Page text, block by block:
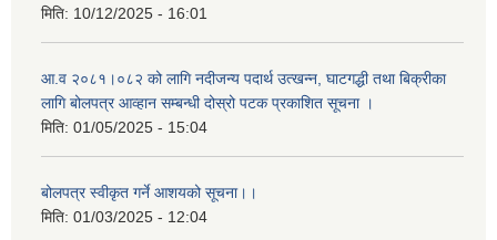
मिति: 10/12/2025 - 16:01
आ.व २०८१।०८२ को लागि नदीजन्य पदार्थ उत्खन्न, घाटगद्धी तथा बिक्रीका
लागि बोलपत्र आव्हान सम्बन्धी दोस्रो पटक प्रकाशित सूचना ।
मिति: 01/05/2025 - 15:04
बोलपत्र स्वीकृत गर्ने आशयको सूचना।।
मिति: 01/03/2025 - 12:04